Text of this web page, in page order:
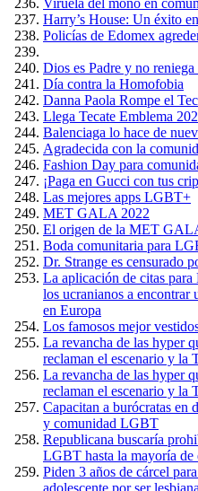
Viruela del mono en
Harry’s House: Un éxito
Policías de Edomex
Dios es Padre y no
Día contra la Homofobia
Danna Paola Rompe el
Llega Tecate Emblema
Balenciaga lo hace de
Agradecida con la
Fashion Day para
¡Paga en Gucci con tus
Las mejores apps LGBT+
MET GALA 2022
El origen de la MET
Boda comunitaria para
Dr. Strange es censurado
La aplicación de citas
los ucranianos a
en Europa
Los famosos mejor
La revancha de las hyper
reclaman el escenario y la
La revancha de las hyper
reclaman el escenario y la
Capacitan a burócratas en
y comunidad LGBT
Republicana buscaría
LGBT hasta la mayoría de
Piden 3 años de cárcel
adolescente por ser lesbiana